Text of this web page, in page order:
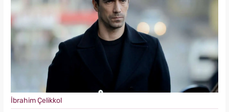
İbrahim Çelikkol